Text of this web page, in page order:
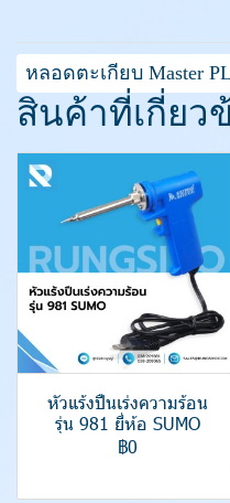
หลอดตะเกียบ Master
สินค้าที่เกี่ยว
หัวแร้งปืนเร่งความร้อน
รุ่น 981 ยี่ห้อ SUMO
฿0